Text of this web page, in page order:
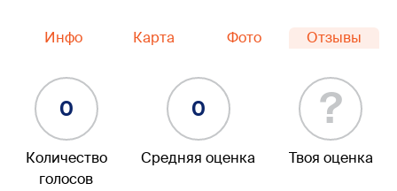
Инфо Карта Фото Отзывы
0
Количество
голосов
0
Средняя оценка
?
Твоя оценка